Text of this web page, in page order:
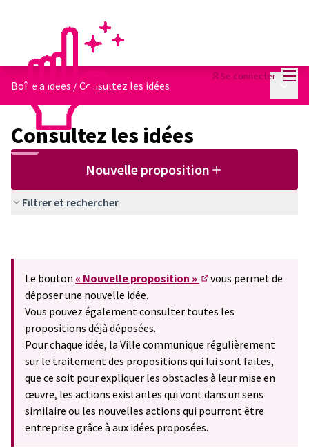
Se connecter
Boîte à idées / Consultez les idées
Consultez les idées
Nouvelle proposition
Filtrer et rechercher
Le bouton « Nouvelle proposition »
vous permet de
déposer une nouvelle idée.
Vous pouvez également consulter toutes les
propositions déjà déposées.
Pour chaque idée, la Ville communique régulièrement
sur le traitement des propositions qui lui sont faites,
que ce soit pour expliquer les obstacles à leur mise en
œuvre, les actions existantes qui vont dans un sens
similaire ou les nouvelles actions qui pourront être
entreprise grâce à aux idées proposées.